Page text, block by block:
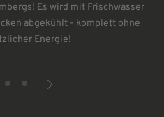
Es wird mit Frischwasser
abgekühlt - komplett ohne
Energie!